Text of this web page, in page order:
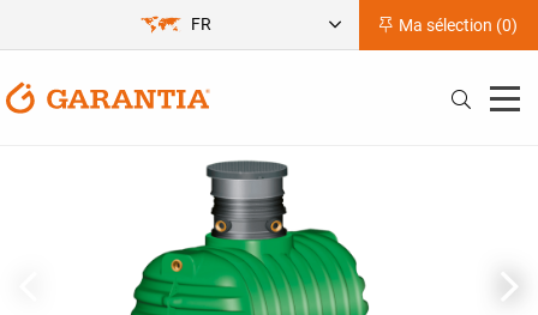
Ma sélection (0)
FR